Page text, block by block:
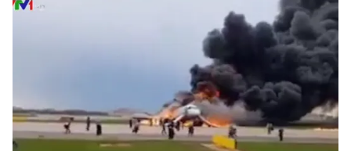
Làm đẹp
Sản phẩm
Thị trường
Lịch phát sóng